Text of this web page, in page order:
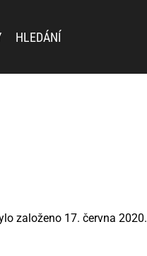
HLEDÁNÍ
založeno 17. června 2020.